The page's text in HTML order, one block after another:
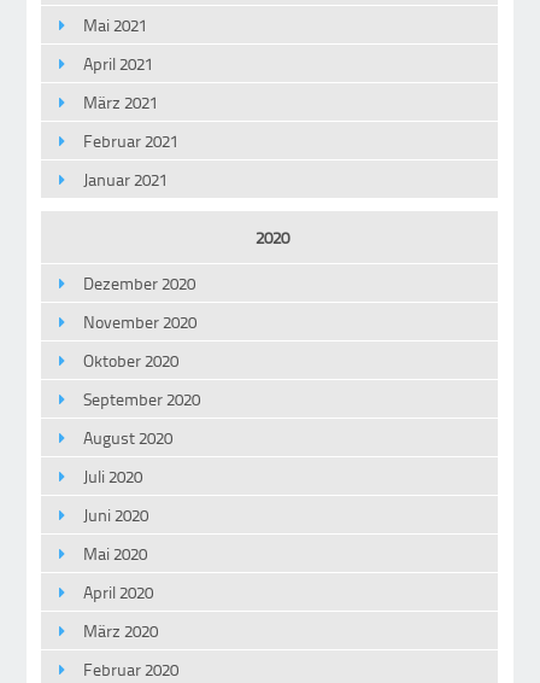
Mai 2021
April 2021
März 2021
Februar 2021
Januar 2021
2020
Dezember 2020
November 2020
Oktober 2020
September 2020
August 2020
Juli 2020
Juni 2020
Mai 2020
April 2020
März 2020
Februar 2020